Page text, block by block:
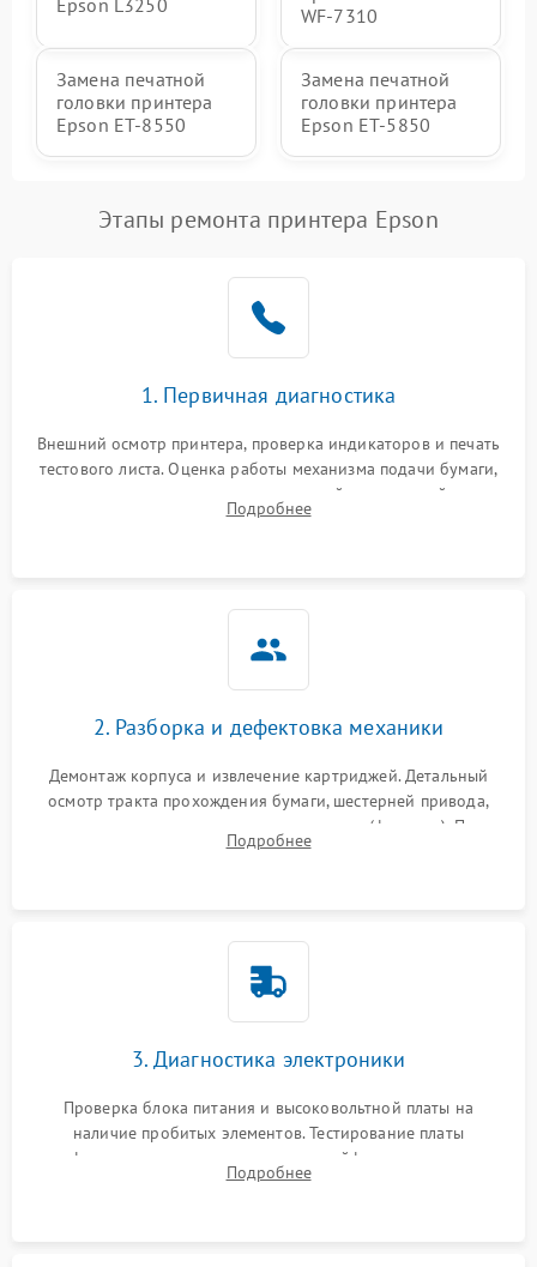
WF-7310
Замена печатной
головки принтера
Epson ET-8550
Замена печатной
головки принтера
Epson ET-5850
Этапы ремонта принтера Epson
1. Первичная диагностика
Внешний осмотр принтера, проверка индикаторов и печать
тестового листа. Оценка работы механизма подачи бумаги,
выявление посторонних шумов, замятий и первичный анализ
дефектов печати (полосы, фон, пробелы).
Подробнее
2. Разборка и дефектовка механики
Демонтаж корпуса и извлечение картриджей. Детальный
осмотр тракта прохождения бумаги, шестерней привода,
роликов захвата и узла термозакрепления (фьюзера). Поиск
физического износа и повреждений деталей.
Подробнее
3. Диагностика электроники
Проверка блока питания и высоковольтной платы на
наличие пробитых элементов. Тестирование платы
форматирования, целостности шлейфов, контактов
картриджа и оптопар (датчиков прохождения и наличия
Подробнее